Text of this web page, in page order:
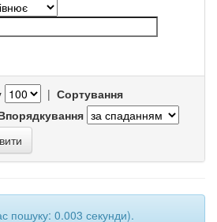
| Сортування
пошуку: 0.003 секунди).